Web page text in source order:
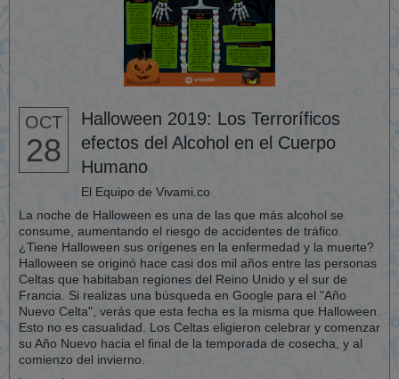
OCT
28
Halloween 2019: Los Terroríficos
efectos del Alcohol en el Cuerpo
Humano
El Equipo de Vivami.co
La noche de Halloween es una de las que más alcohol se
consume, aumentando el riesgo de accidentes de tráfico.
¿Tiene Halloween sus orígenes en la enfermedad y la muerte?
Halloween se originó hace casi dos mil años entre las personas
Celtas que habitaban regiones del Reino Unido y el sur de
Francia. Si realizas una búsqueda en Google para el "Año
Nuevo Celta", verás que esta fecha es la misma que Halloween.
Esto no es casualidad. Los Celtas eligieron celebrar y comenzar
su Año Nuevo hacia el final de la temporada de cosecha, y al
comienzo del invierno.